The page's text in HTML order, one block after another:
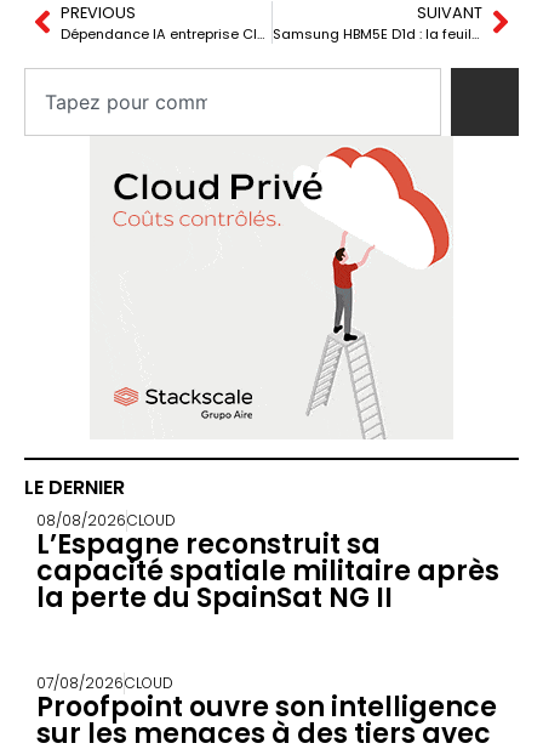
PREVIOUS
Dépendance IA entreprise Claude : le cas Belo expose le risque des fournisseurs tiers
SUIVANT
Samsung HBM5E D1d : la feuille de route mémoire IA vacille
LE DERNIER
08/08/2026CLOUD
L’Espagne reconstruit sa
capacité spatiale militaire après
la perte du SpainSat NG II
07/08/2026CLOUD
Proofpoint ouvre son intelligence
sur les menaces à des tiers avec